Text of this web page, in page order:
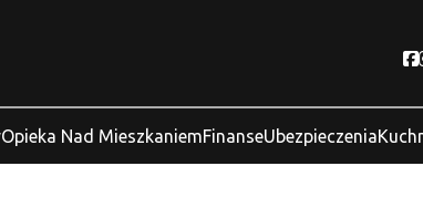
Opieka Nad MieszkaniemFinanseUbezpieczenia